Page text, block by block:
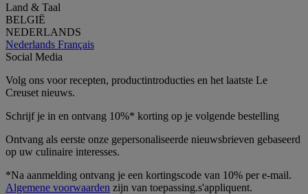
Land & Taal
BELGIË
NEDERLANDS
Nederlands Français
Social Media
Volg ons voor recepten, productintroducties en het laatste Le
Creuset nieuws.
Schrijf je in en ontvang 10%* korting op je volgende bestelling
Ontvang als eerste onze gepersonaliseerde nieuwsbrieven gebaseerd
op uw culinaire interesses.
*Na aanmelding ontvang je een kortingscode van 10% per e-mail.
Algemene voorwaarden zijn van toepassing.s'appliquent.